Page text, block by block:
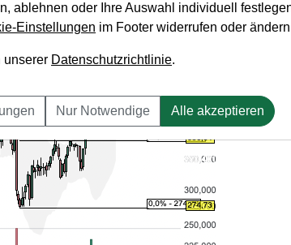
ablehnen oder Ihre Auswahl individuell
Einstellungen im Footer widerrufen oder
unserer Datenschutzrichtlinie.
Nur Notwendige Alle akzeptieren